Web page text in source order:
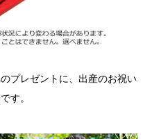
プレゼントに、出産のお祝い
す。